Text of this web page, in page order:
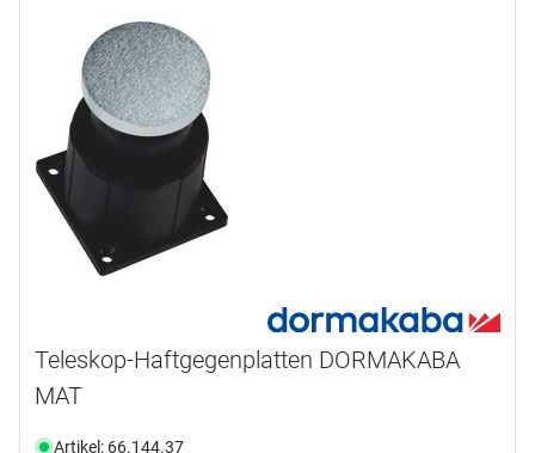
Teleskop-Haftgegenplatten DORMAKABA
MAT
Artikel: 66.144.37